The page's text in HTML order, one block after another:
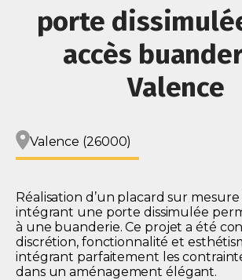
porte
accès
Valence
Valence (26000)
Réalisation d’un placard sur mesure
intégrant une porte dissimulée
à une buanderie. Ce projet a été
discrétion, fonctionnalité et
intégrant parfaitement les
dans un aménagement élégant.